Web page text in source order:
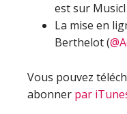
est sur
La mise en
Berthelot (
Vous pouvez
abonner par